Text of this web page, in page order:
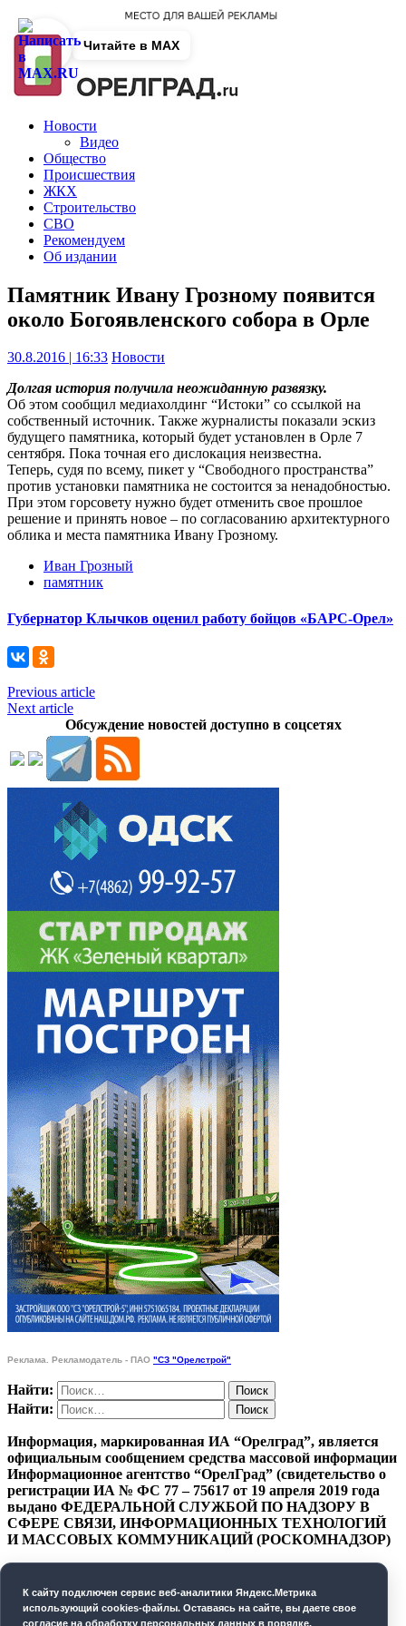
Новости
Видео
Общество
Происшествия
ЖКХ
Строительство
СВО
Рекомендуем
Об издании
Памятник Ивану Грозному появится
около Богоявленского собора в Орле
30.8.2016 | 16:33 Новости
Долгая история получила неожиданную развязку.
Об этом сообщил медиахолдинг “Истоки” со ссылкой на
собственный источник. Также журналисты показали эскиз
будущего памятника, который будет установлен в Орле 7
сентября. Пока точная его дислокация неизвестна.
Теперь, судя по всему, пикет у “Свободного пространства”
против установки памятника не состоится за ненадобностью.
При этом горсовету нужно будет отменить свое прошлое
решение и принять новое – по согласованию архитектурного
облика и места памятника Ивану Грозному.
Иван Грозный
памятник
Губернатор Клычков оценил работу бойцов «БАРС-Орел»
Previous article
Next article
Обсуждение новостей доступно в соцсетях
Реклама. Рекламодатель - ПАО "СЗ "Орелстрой"
Найти:
Найти:
Информация, маркированная ИА “Орелград”, является
официальным сообщением средства массовой информации
Информационное агентство “ОрелГрад” (свидетельство о
регистрации ИА № ФС 77 – 75617 от 19 апреля 2019 года
выдано ФЕДЕРАЛЬНОЙ СЛУЖБОЙ ПО НАДЗОРУ В
СФЕРЕ СВЯЗИ, ИНФОРМАЦИОННЫХ ТЕХНОЛОГИЙ
И МАССОВЫХ КОММУНИКАЦИЙ (РОСКОМНАДЗОР)
СОГЛАСИЕ НА ОБРАБОТКУ ПЕРСОНАЛЬНЫХ
ДАННЫХ
Читайте в MAX
К cайту подключен сервис веб-аналитики Яндекс.Метрика
использующий cookies-файлы. Оставаясь на сайте, вы даете свое
согласие на обработку персональных данных в порядке,